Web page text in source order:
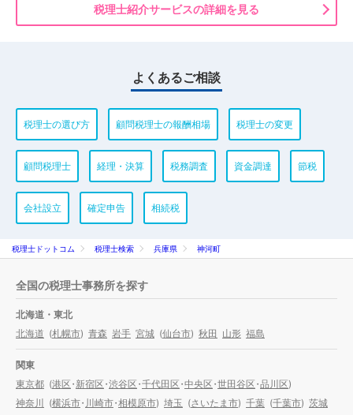
税理士紹介サービスの詳細を見る
よくあるご相談
税理士の選び方 顧問税理士の報酬相場 税理士の変更
顧問税理士 経理・決算 税務調査 資金調達 節税
会社設立 確定申告 相続税
税理士ドットコム 税理士検索 兵庫県 神河町
全国の税理士事務所を探す
北海道・東北
北海道 (札幌市) 青森 岩手 宮城 (仙台市) 秋田 山形 福島
関東
東京都 (港区・新宿区・渋谷区・千代田区・中央区・世田谷区・品川区)
神奈川
(横浜市・川崎市・相模原市) 埼玉 (さいたま市) 千葉 (千葉市) 茨城